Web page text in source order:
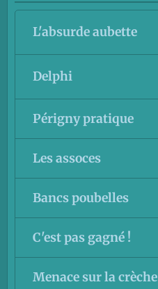
L'absurde aubette
Delphi
Périgny pratique
Les assoces
Bancs poubelles
C'est pas gagné !
Menace sur la crèche